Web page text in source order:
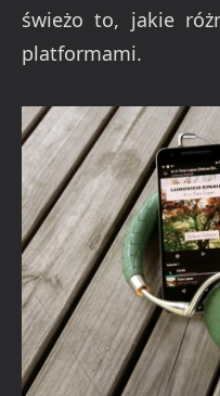
świeżo to, jakie
platformami.